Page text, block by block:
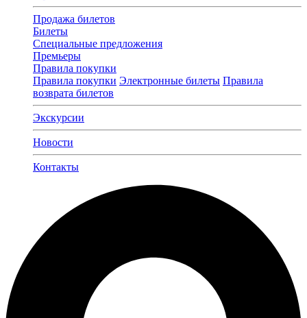
Продажа билетов
Билеты
Специальные предложения
Премьеры
Правила покупки
Правила покупки Электронные билеты Правила
возврата билетов
Экскурсии
Новости
Контакты